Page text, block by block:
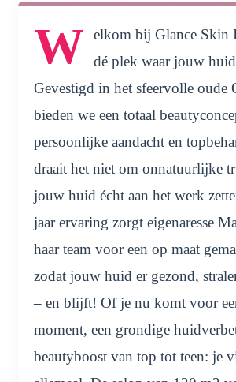
W
elkom bij Glance Skin
dé plek waar jouw huid
Gevestigd in het sfeervolle oude
bieden we een totaal
persoonlijke aandacht en
draait het niet om onnatuurlijke
jouw huid écht aan het werk
jaar ervaring zorgt eigenaresse
haar team voor een op maat
zodat jouw huid er gezond,
– en blijft! Of je nu komt voor
moment, een grondige
beautyboost van top tot teen: je